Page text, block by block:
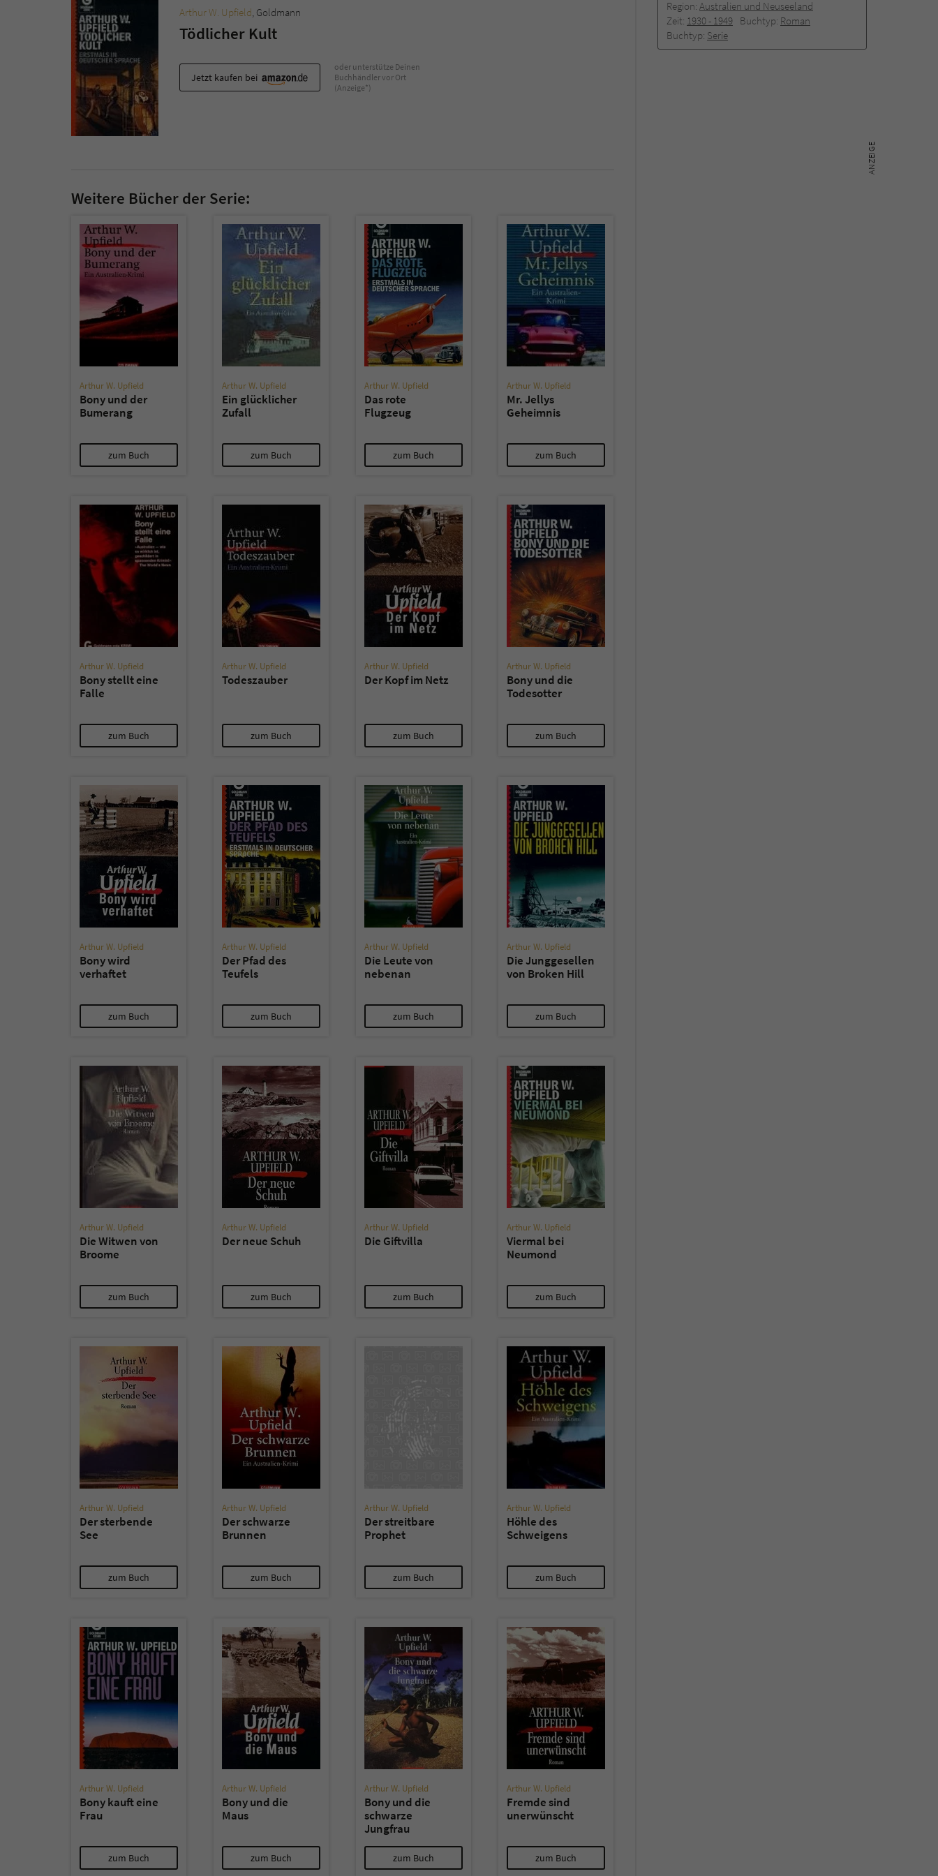
Region: Australien und Neuseeland
Zeit: 1930 -­ 1949 Buchtyp: Roman
Buchtyp: Serie
Arthur W. Upfield, Goldmann
Tödlicher Kult
Jetzt kaufen bei
oder unterstütze Deinen
Buchhändler vor Ort
(Anzeige*)
Weitere Bücher der Serie:
Arthur W. Upfield
Bony und der
Bumerang
zum Buch
Arthur W. Upfield
Ein glücklicher
Zufall
zum Buch
Arthur W. Upfield
Das rote
Flugzeug
zum Buch
Arthur W. Upfield
Mr. Jellys
Geheimnis
zum Buch
Arthur W. Upfield
Bony stellt eine
Falle
zum Buch
Arthur W. Upfield
Todeszauber
zum Buch
Arthur W. Upfield
Der Kopf im Netz
zum Buch
Arthur W. Upfield
Bony und die
Todesotter
zum Buch
Arthur W. Upfield
Bony wird
verhaftet
zum Buch
Arthur W. Upfield
Der Pfad des
Teufels
zum Buch
Arthur W. Upfield
Die Leute von
nebenan
zum Buch
Arthur W. Upfield
Die Junggesellen
von Broken Hill
zum Buch
Arthur W. Upfield
Die Witwen von
Broome
zum Buch
Arthur W. Upfield
Der neue Schuh
zum Buch
Arthur W. Upfield
Die Giftvilla
zum Buch
Arthur W. Upfield
Viermal bei
Neumond
zum Buch
Arthur W. Upfield
Der sterbende
See
zum Buch
Arthur W. Upfield
Der schwarze
Brunnen
zum Buch
Arthur W. Upfield
Der streitbare
Prophet
zum Buch
Arthur W. Upfield
Höhle des
Schweigens
zum Buch
Arthur W. Upfield
Bony kauft eine
Frau
zum Buch
Arthur W. Upfield
Bony und die
Maus
zum Buch
Arthur W. Upfield
Bony und die
schwarze
Jungfrau
zum Buch
Arthur W. Upfield
Fremde sind
unerwünscht
zum Buch
Anbieter Literatur-Couch Medien GmbH & Co. KG
Session
Dieses Cookie gewährleistet die Kommunikation der
Webseite mit dem Benutzer. Es wird benötigt um z. B.
den Sicherheitscode des Kontaktformulars zu
überprüfen.